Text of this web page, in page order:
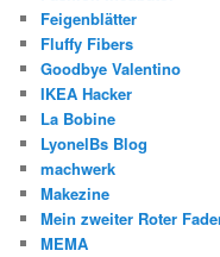
Feigenblätter
Fluffy Fibers
Goodbye Valentino
IKEA Hacker
La Bobine
LyonelBs Blog
machwerk
Makezine
Mein zweiter Roter
MEMA